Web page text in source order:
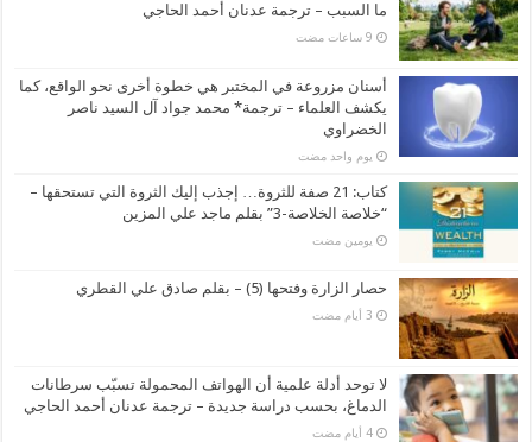
ما السبب – ترجمة عدنان أحمد الحاجي
أسنان مزروعة في المختبر هي خطوة أخرى نحو الواقع، كما
يكشف العلماء – ترجمة* محمد جواد آل السيد ناصر
الخضراوي
‏يوم واحد مضت
كتاب: 21 صفة للثروة… إجذب إليك الثروة التي تستحقها –
“خلاصة الخلاصة-3” بقلم ماجد علي المزين
‏يومين مضت
حصار الزارة وفتحها (5) – بقلم صادق علي القطري
لا توحد أدلة علمية أن الهواتف المحمولة تسبّب سرطانات
الدماغ، بحسب دراسة جديدة – ترجمة عدنان أحمد الحاجي
‏4 أيام مضت